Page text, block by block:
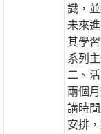
識，
未來
其學
系列
二、
兩個
講時
安排